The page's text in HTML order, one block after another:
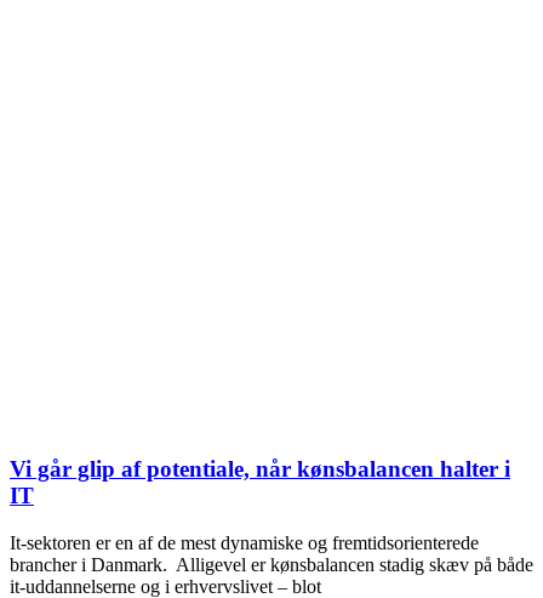
Vi går glip af potentiale, når kønsbalancen halter i
IT
It-sektoren er en af de mest dynamiske og fremtidsorienterede
brancher i Danmark. Alligevel er kønsbalancen stadig skæv på både
it-uddannelserne og i erhvervslivet – blot